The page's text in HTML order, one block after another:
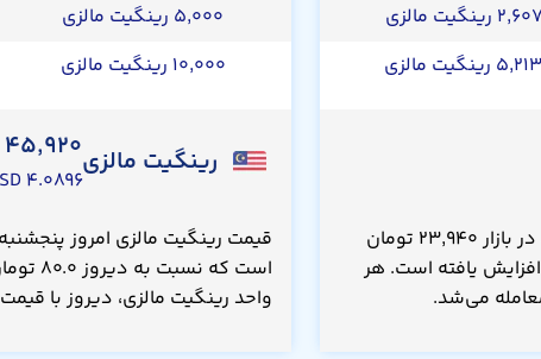
۲,۶۰۷ رینگیت مالزی
۵,۲۱۳ رینگیت مالزی
قیمت دلار هنگ کنگ امروز پنجشنبه ۱۵ مرداد ۱۴۰۵، در بازار ۲۳,۹۴۰ تومان
۲۰.۰ تومان(۰.۰۸۰۰ درصد) افزایش یافته است. هر
۵,۰۰۰ رینگیت مالزی
۱۰,۰۰۰ رینگیت مالزی
رینگیت مالزی۴۵,۹۲۰
۴.۰۸۹۶ USD
واحد رینگیت مالزی، دیروز با قیمت ۴۵,۸۴۰ تومان معامله می‌شد.